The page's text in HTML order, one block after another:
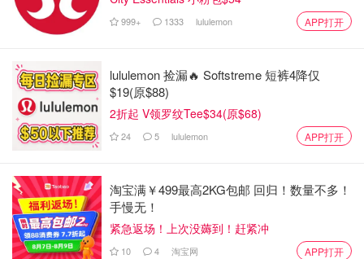
图片来自于@damo.alibaba.com ，版权属于原作者
北京大学、清华大学、剑桥大学、麻省理工学院、加州理
工、普林斯顿、卡耐基梅隆..
无一不是知名的顶尖世界级名校。
999+ 1333 lululemon APP打开
lululemon 捡漏🔥 Softstreme 短裤4降仅
$19(原$88)
2折起 V领罗纹Tee$34(原$68)
24 5 lululemon APP打开
淘宝满￥499最高2KG包邮 回归！数量不多！
手慢无！
紧急返场！上次没薅到！赶紧冲
10 4 淘宝网 APP打开